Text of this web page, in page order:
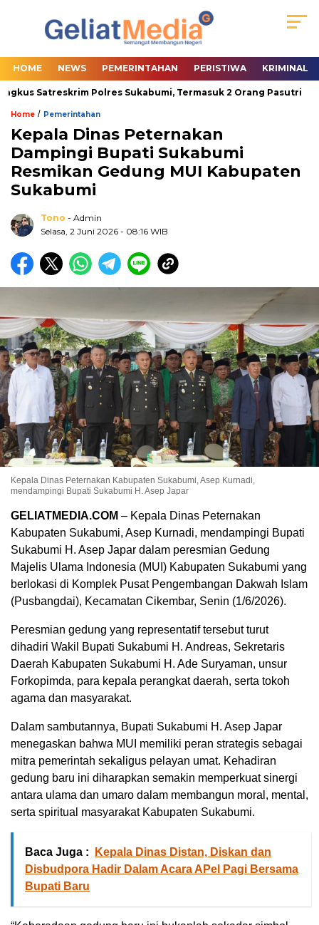
HOME NEWS PEMERINTAHAN PERISTIWA KRIMINAL
Satreskrim Polres Sukabumi, Termasuk 2 Orang Pasutri
Home / Pemerintahan
Kepala Dinas Peternakan
Dampingi Bupati Sukabumi
Resmikan Gedung MUI Kabupaten
Sukabumi
Tono - Admin
Selasa, 2 Juni 2026 - 08:16 WIB
Kepala Dinas Peternakan Kabupaten Sukabumi, Asep Kurnadi,
mendampingi Bupati Sukabumi H. Asep Japar
GELIATMEDIA.COM – Kepala Dinas Peternakan
Kabupaten Sukabumi, Asep Kurnadi, mendampingi Bupati
Sukabumi H. Asep Japar dalam peresmian Gedung
Majelis Ulama Indonesia (MUI) Kabupaten Sukabumi yang
berlokasi di Komplek Pusat Pengembangan Dakwah Islam
(Pusbangdai), Kecamatan Cikembar, Senin (1/6/2026).
Peresmian gedung yang representatif tersebut turut
dihadiri Wakil Bupati Sukabumi H. Andreas, Sekretaris
Daerah Kabupaten Sukabumi H. Ade Suryaman, unsur
Forkopimda, para kepala perangkat daerah, serta tokoh
agama dan masyarakat.
Dalam sambutannya, Bupati Sukabumi H. Asep Japar
menegaskan bahwa MUI memiliki peran strategis sebagai
mitra pemerintah sekaligus pelayan umat. Kehadiran
gedung baru ini diharapkan semakin memperkuat sinergi
antara ulama dan umaro dalam membangun moral, mental,
serta spiritual masyarakat Kabupaten Sukabumi.
Baca Juga :
Kepala Dinas Distan, Diskan dan
Disbudpora Hadir Dalam Acara APel Pagi Bersama
Bupati Baru